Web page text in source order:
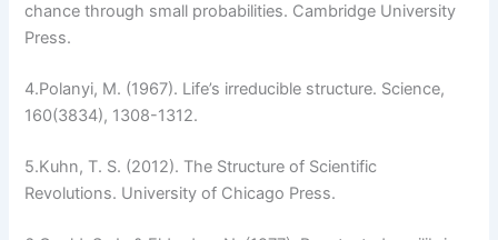
chance through small probabilities. Cambridge University
Press.
4.Polanyi, M. (1967). Life’s irreducible structure. Science,
160(3834), 1308-1312.
5.Kuhn, T. S. (2012). The Structure of Scientific
Revolutions. University of Chicago Press.